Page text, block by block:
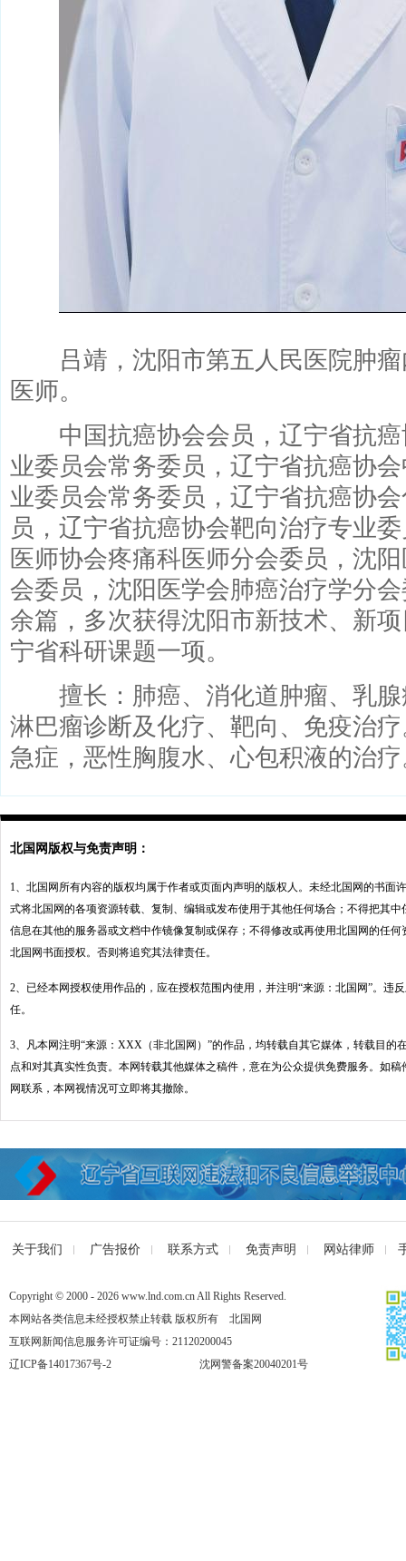
吕靖，沈阳市第五人民医院肿瘤
医师。
中国抗癌协会会员，辽宁省抗癌
业委员会常务委员，辽宁省抗癌协
业委员会常务委员，辽宁省抗癌协
员，辽宁省抗癌协会靶向治疗专业
医师协会疼痛科医师分会委员，沈
会委员，沈阳医学会肺癌治疗学分
余篇，多次获得沈阳市新技术、新
宁省科研课题一项。
擅长：肺癌、消化道肿瘤、乳腺
淋巴瘤诊断及化疗、靶向、免疫治
急症，恶性胸腹水、心包积液的治
北国网版权与免责声明：
1、北国网所有内容的版权均属于作者或页面内声明的版权人。未经北国网的书面
式将北国网的各项资源转载、复制、编辑或发布使用于其他任何场合；不得把其
信息在其他的服务器或文档中作镜像复制或保存；不得修改或再使用北国网的任
北国网书面授权。否则将追究其法律责任。
2、已经本网授权使用作品的，应在授权范围内使用，并注明“来源：北国网”。违
任。
3、凡本网注明“来源：XXX（非北国网）”的作品，均转载自其它媒体，转载目的
点和对其真实性负责。本网转载其他媒体之稿件，意在为公众提供免费服务。如
网联系，本网视情况可立即将其撤除。
关于我们 广告报价 联系方式 免责声明 网站律师
Copyright © 2000 - 2026 www.lnd.com.cn All Rights Reserved.
本网站各类信息未经授权禁止转载 版权所有 北国网
互联网新闻信息服务许可证编号：21120200045
辽ICP备14017367号-2
沈网警备案20040201号